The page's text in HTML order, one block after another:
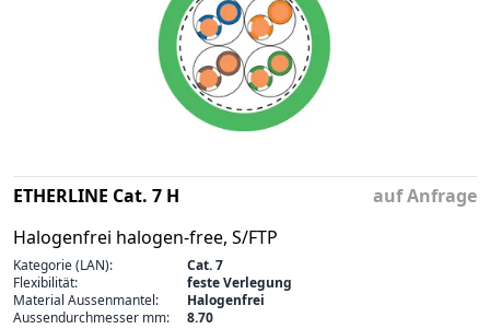
ETHERLINE Cat. 7 H
Halogenfrei halogen-free, S/FTP
auf Anfrage
Kategorie (LAN):
Cat. 7
Flexibilität:
feste Verlegung
Material Aussenmantel:
Halogenfrei
Aussendurchmesser mm:
8.70